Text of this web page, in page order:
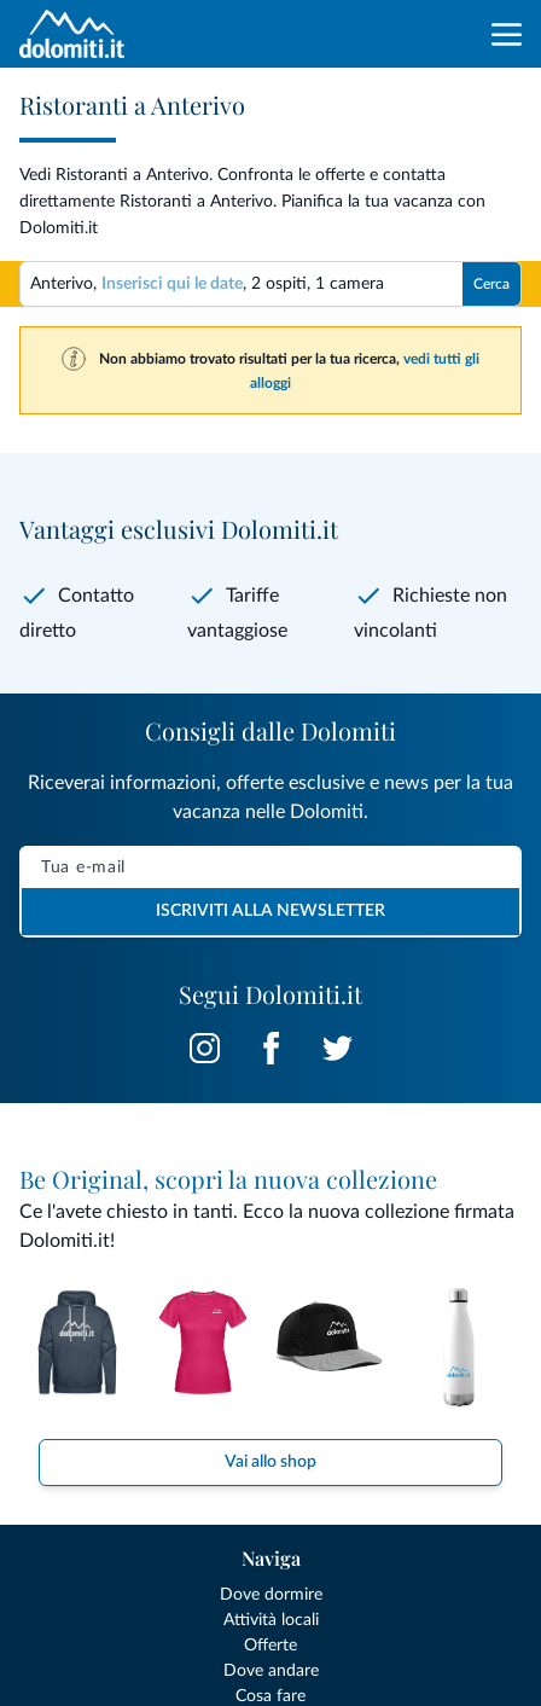
Ristoranti a Anterivo
Vedi Ristoranti a Anterivo. Confronta le offerte e contatta
direttamente Ristoranti a Anterivo. Pianifica la tua vacanza con
Dolomiti.it
Anterivo, Inserisci qui le date, 2 ospiti, 1 camera Cerca
Non abbiamo trovato risultati per la tua ricerca, vedi tutti gli
alloggi
Vantaggi esclusivi Dolomiti.it
Contatto
diretto
Tariffe
vantaggiose
Richieste non
vincolanti
Segui Dolomiti.it
Consigli dalle Dolomiti
Riceverai informazioni, offerte esclusive e news per la tua
vacanza nelle Dolomiti.
ISCRIVITI ALLA NEWSLETTER
Be Original, scopri la nuova collezione
Ce l'avete chiesto in tanti. Ecco la nuova collezione firmata
Dolomiti.it!
Vai allo shop
Naviga
Dove dormire
Attività locali
Offerte
Dove andare
Cosa fare